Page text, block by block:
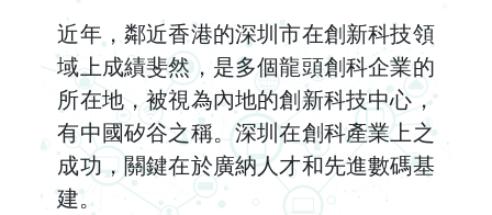
近年，鄰近香港的深圳市在創新科技領
域上成績斐然，是多個龍頭創科企業的
所在地，被視為內地的創新科技中心，
有中國矽谷之稱。深圳在創科產業上之
成功，關鍵在於廣納人才和先進數碼基
建。